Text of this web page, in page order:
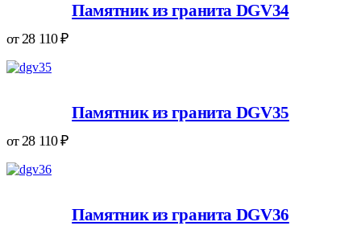
Telegram Max WhatsApp
Памятник из гранита DGV34
от28 110₽
Памятник из гранита DGV35
от28 110₽
Памятник из гранита DGV36